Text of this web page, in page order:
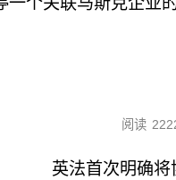
阅读
英法首次明确